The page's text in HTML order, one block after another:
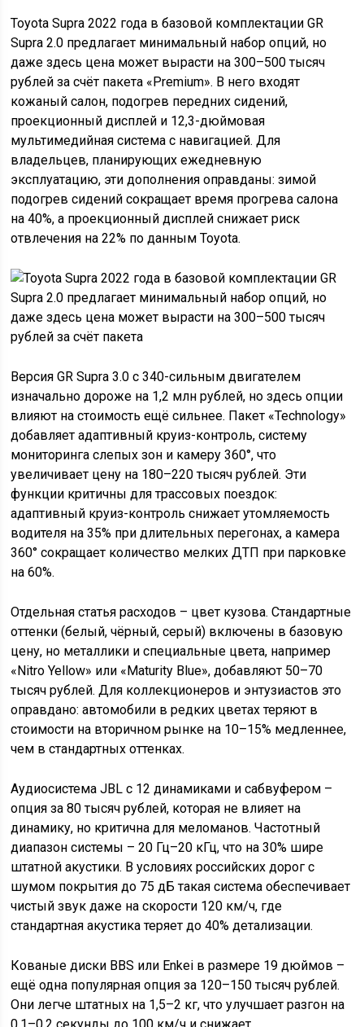
Toyota Supra 2022 года в базовой комплектации GR
Supra 2.0 предлагает минимальный набор опций, но
даже здесь цена может вырасти на 300–500 тысяч
рублей за счёт пакета «Premium». В него входят
кожаный салон, подогрев передних сидений,
проекционный дисплей и 12,3-дюймовая
мультимедийная система с навигацией. Для
владельцев, планирующих ежедневную
эксплуатацию, эти дополнения оправданы: зимой
подогрев сидений сокращает время прогрева салона
на 40%, а проекционный дисплей снижает риск
отвлечения на 22% по данным Toyota.
Версия GR Supra 3.0 с 340-сильным двигателем
изначально дороже на 1,2 млн рублей, но здесь опции
влияют на стоимость ещё сильнее. Пакет «Technology»
добавляет адаптивный круиз-контроль, систему
мониторинга слепых зон и камеру 360°, что
увеличивает цену на 180–220 тысяч рублей. Эти
функции критичны для трассовых поездок:
адаптивный круиз-контроль снижает утомляемость
водителя на 35% при длительных перегонах, а камера
360° сокращает количество мелких ДТП при парковке
на 60%.
Отдельная статья расходов – цвет кузова. Стандартные
оттенки (белый, чёрный, серый) включены в базовую
цену, но металлики и специальные цвета, например
«Nitro Yellow» или «Maturity Blue», добавляют 50–70
тысяч рублей. Для коллекционеров и энтузиастов это
оправдано: автомобили в редких цветах теряют в
стоимости на вторичном рынке на 10–15% медленнее,
чем в стандартных оттенках.
Аудиосистема JBL с 12 динамиками и сабвуфером –
опция за 80 тысяч рублей, которая не влияет на
динамику, но критична для меломанов. Частотный
диапазон системы – 20 Гц–20 кГц, что на 30% шире
штатной акустики. В условиях российских дорог с
шумом покрытия до 75 дБ такая система обеспечивает
чистый звук даже на скорости 120 км/ч, где
стандартная акустика теряет до 40% детализации.
Кованые диски BBS или Enkei в размере 19 дюймов –
ещё одна популярная опция за 120–150 тысяч рублей.
Они легче штатных на 1,5–2 кг, что улучшает разгон на